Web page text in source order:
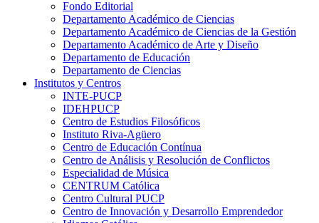
Fondo Editorial
Departamento Académico de Ciencias
Departamento Académico de Ciencias de la Gestión
Departamento Académico de Arte y Diseño
Departamento de Educación
Departamento de Ciencias
Institutos y Centros
INTE-PUCP
IDEHPUCP
Centro de Estudios Filosóficos
Instituto Riva-Agüero
Centro de Educación Contínua
Centro de Análisis y Resolución de Conflictos
Especialidad de Música
CENTRUM Católica
Centro Cultural PUCP
Centro de Innovación y Desarrollo Emprendedor